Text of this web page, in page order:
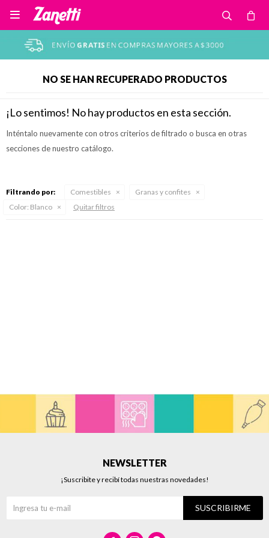

NO SE HAN RECUPERADO PRODUCTOS
¡Lo sentimos! No hay productos en esta sección.
Inténtalo nuevamente con otros criterios de filtrado o busca en otras
secciones de nuestro catálogo.
Filtrando por: Comestibles
Granas y confites
Color: Blanco Quitar filtros
NEWSLETTER
¡Suscribite y recibí todas nuestras novedades!
SUSCRIBIRME